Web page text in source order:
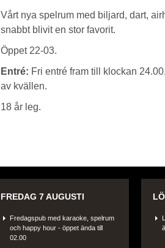
Vårt nya spelrum med biljard, dart,
snabbt blivit en stor favorit.
Öppet 22-03.
Entré: Fri entré fram till klockan
av kvällen.
18 år leg.
FREDAG 7 AUGUSTI
Fredagspub med karaoke, spelrum
och happy hour - öppet ända till
02.00